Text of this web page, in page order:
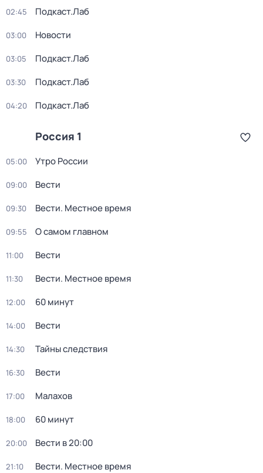
02:45 Подкаст.Лаб
03:00 Новости
03:05 Подкаст.Лаб
03:30 Подкаст.Лаб
04:20 Подкаст.Лаб
Россия 1
05:00 Утро России
09:00 Вести
09:30 Вести. Местное время
09:55 О самом главном
11:00 Вести
11:30 Вести. Местное время
12:00 60 минут
14:00 Вести
14:30 Тайны следствия
16:30 Вести
17:00 Малахов
18:00 60 минут
20:00 Вести в 20:00
21:10 Вести. Местное время